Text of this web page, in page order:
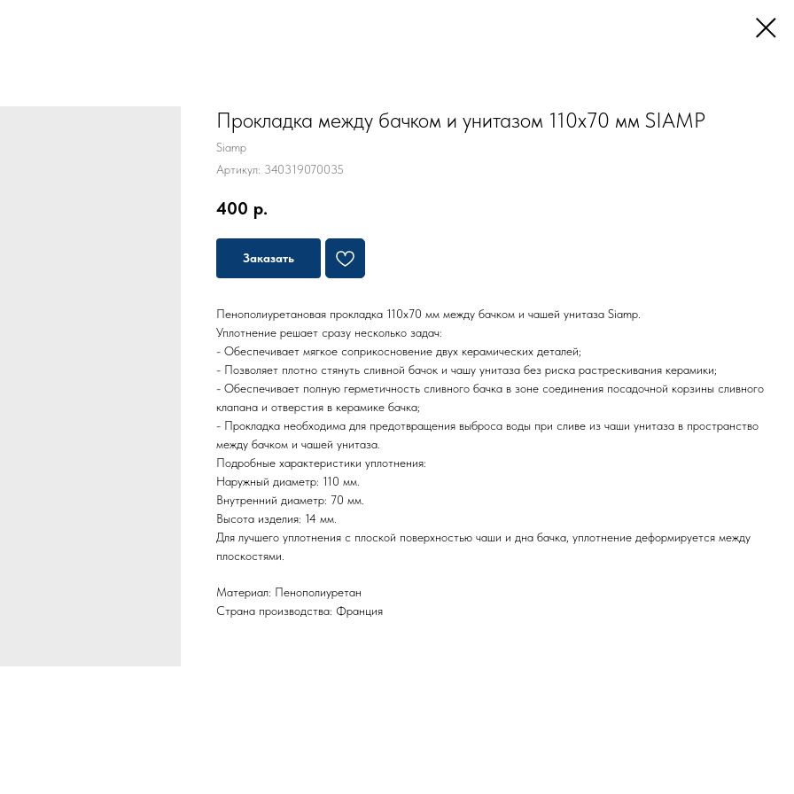
Прокладка между бачком и унитазом 110x70 мм SIAMP
Siamp
Артикул: 340319070035
400 р.
Заказать
Пенополиуретановая прокладка 110х70 мм между бачком и чашей унитаза Siamp.
Уплотнение решает сразу несколько задач:
- Обеспечивает мягкое соприкосновение двух керамических деталей;
- Позволяет плотно стянуть сливной бачок и чашу унитаза без риска растрескивания керамики;
- Обеспечивает полную герметичность сливного бачка в зоне соединения посадочной корзины сливного
клапана и отверстия в керамике бачка;
- Прокладка необходима для предотвращения выброса воды при сливе из чаши унитаза в пространство
между бачком и чашей унитаза.
Подробные характеристики уплотнения:
Наружный диаметр: 110 мм.
Внутренний диаметр: 70 мм.
Высота изделия: 14 мм.
Для лучшего уплотнения с плоской поверхностью чаши и дна бачка, уплотнение деформируется между
плоскостями.
Материал: Пенополиуретан
Страна производства: Франция